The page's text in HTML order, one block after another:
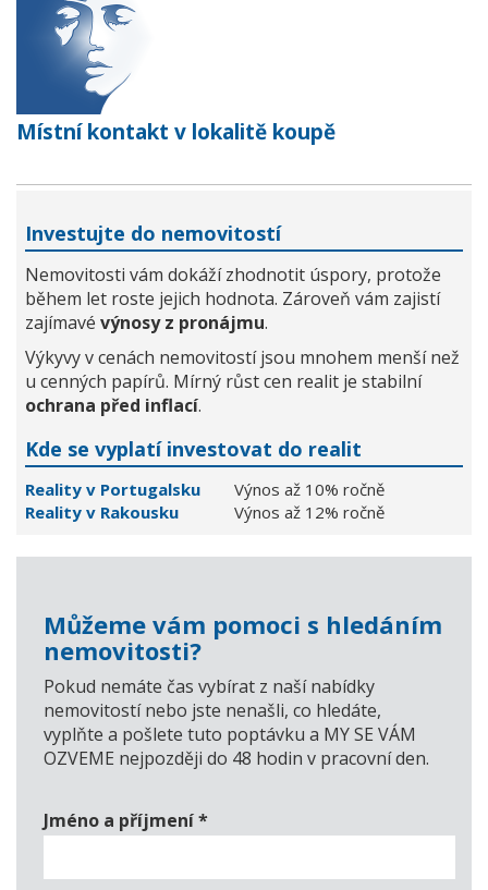
Místní kontakt v lokalitě koupě
Investujte do nemovitostí
Nemovitosti vám dokáží zhodnotit úspory, protože
během let roste jejich hodnota. Zároveň vám zajistí
zajímavé výnosy z pronájmu.
Výkyvy v cenách nemovitostí jsou mnohem menší než
u cenných papírů. Mírný růst cen realit je stabilní
ochrana před inflací.
Kde se vyplatí investovat do realit
Reality v Portugalsku
Výnos až 10% ročně
Reality v Rakousku
Výnos až 12% ročně
Můžeme vám pomoci s hledáním
nemovitosti?
Pokud nemáte čas vybírat z naší nabídky
nemovitostí nebo jste nenašli, co hledáte,
vyplňte a pošlete tuto poptávku a MY SE VÁM
OZVEME nejpozději do 48 hodin v pracovní den.
Jméno a příjmení*